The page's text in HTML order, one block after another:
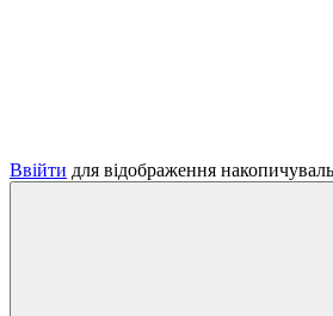
Ввійти для відображення